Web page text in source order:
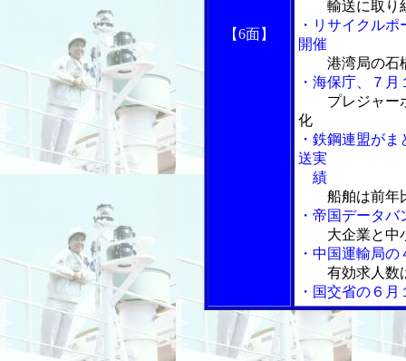
【6面】
輸送に取り
・リサイクル
開催
港湾局の石
・海保庁、７
プレジャー
化
・鉄鋼連盟が
送実
績
船舶は前年
・帝国データ
大企業と中
・中国運輸局
有効求人数
・国交省の６